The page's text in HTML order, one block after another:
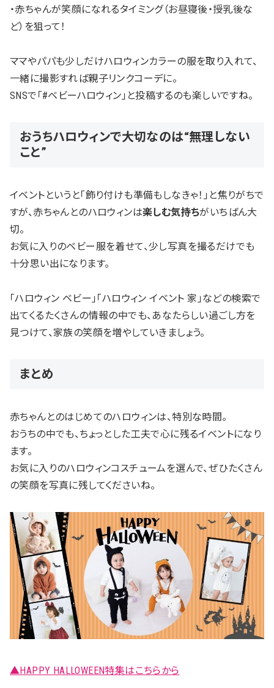
・赤ちゃんが笑顔になれるタイミング（お昼寝後・授乳後な
ど）を狙って！
ママやパパも少しだけハロウィンカラーの服を取り入れて、
一緒に撮影すれば親子リンクコーデに。
SNSで「#ベビーハロウィン」と投稿するのも楽しいですね。
おうちハロウィンで大切なのは“無理しない
こと”
イベントというと「飾り付けも準備もしなきゃ！」と焦りがちで
すが、赤ちゃんとのハロウィンは楽しむ気持ちがいちばん大
切。
お気に入りのベビー服を着せて、少し写真を撮るだけでも
十分思い出になります。
「ハロウィン ベビー」「ハロウィン イベント 家」などの検索で
出てくるたくさんの情報の中でも、あなたらしい過ごし方を
見つけて、家族の笑顔を増やしていきましょう。
まとめ
赤ちゃんとのはじめてのハロウィンは、特別な時間。
おうちの中でも、ちょっとした工夫で心に残るイベントになり
ます。
お気に入りのハロウィンコスチュームを選んで、ぜひたくさん
の笑顔を写真に残してくださいね。
▲HAPPY HALLOWEEN特集はこちらから